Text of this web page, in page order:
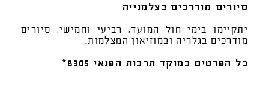
סיורים מודרכים בצלמנייה
יתקיימו בימי חול המועד, רביעי וחמישי, סיורים
מודרכים בגלריה ובמוזיאון המצלמות.
כל הפרטים במוקד תרבות הפנאי 8305*